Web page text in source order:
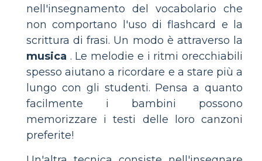
nell'insegnamento del vocabolario che
non comportano l'uso di flashcard e la
scrittura di frasi. Un modo è attraverso la
musica . Le melodie e i ritmi orecchiabili
spesso aiutano a ricordare e a stare più a
lungo con gli studenti. Pensa a quanto
facilmente i bambini possono
memorizzare i testi delle loro canzoni
preferite!